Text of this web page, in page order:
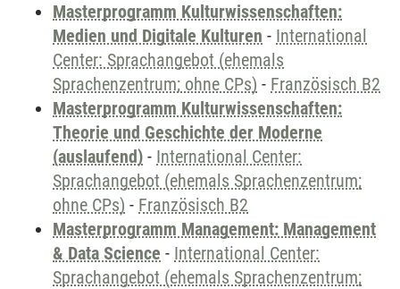
Masterprogramm Kulturwissenschaften:
Medien und Digitale Kulturen - International
Center: Sprachangebot (ehemals
Sprachenzentrum; ohne CPs) - Französisch B2
Masterprogramm Kulturwissenschaften:
Theorie und Geschichte der Moderne
(auslaufend) - International Center:
Sprachangebot (ehemals Sprachenzentrum;
ohne CPs) - Französisch B2
Masterprogramm Management: Management
& Data Science - International Center:
Sprachangebot (ehemals Sprachenzentrum;